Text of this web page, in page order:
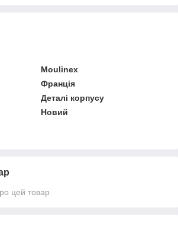
Moulinex
Франція
Деталі корпусу
Новий
цей товар